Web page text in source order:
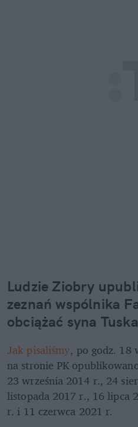
Ludzie Ziobry
zeznań wspólnika
obciążać syna Tuska
Jak pisaliśmy, po godz. 18
na stronie PK
23 września 2014 r., 24
listopada 2017 r., 16 lipca
r. i 11 czerwca 2021 r.